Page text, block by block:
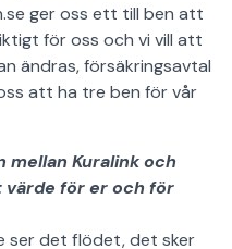
ger oss ett till ben att
för oss och vi vill att
ändras, försäkringsavtal
att ha tre ben för vår
Kuralink och
värde för er och för
ser det flödet, det sker